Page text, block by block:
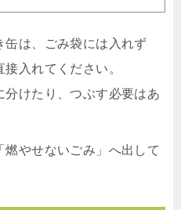
缶は、ごみ袋には入れず
入れてください。
分けたり、つぶす必要はあ
やせないごみ」へ出して